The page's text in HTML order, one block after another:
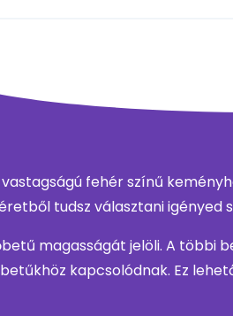
fehér színű
tudsz választani igényed
magasságát jelöli. A többi
kapcsolódnak. Ez